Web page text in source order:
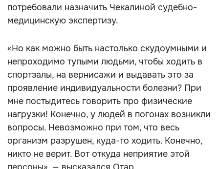
потребовали назначить Чекалиной судебно-
медицинскую экспертизу.
«Но как можно быть настолько скудоумными и
непроходимо тупыми людьми, чтобы ходить в
спортзалы, на вернисажи и выдавать это за
проявление индивидуальности болезни? При
мне постыдитесь говорить про физические
нагрузки! Конечно, у людей в погонах возникли
вопросы. Невозможно при том, что весь
организм разрушен, куда-то ходить. Конечно,
никто не верит. Вот откуда неприятие этой